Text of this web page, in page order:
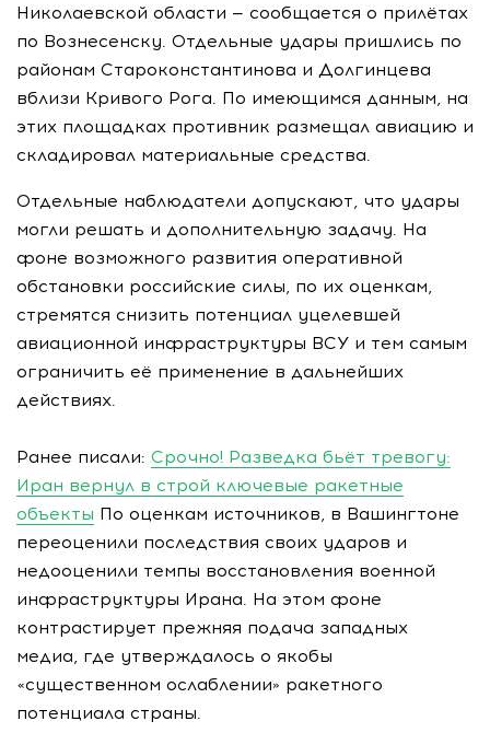
Николаевской области — сообщается о прилётах
по Вознесенску. Отдельные удары пришлись по
районам Староконстантинова и Долгинцева
вблизи Кривого Рога. По имеющимся данным, на
этих площадках противник размещал авиацию и
складировал материальные средства.
Отдельные наблюдатели допускают, что удары
могли решать и дополнительную задачу. На
фоне возможного развития оперативной
обстановки российские силы, по их оценкам,
стремятся снизить потенциал уцелевшей
авиационной инфраструктуры ВСУ и тем самым
ограничить её применение в дальнейших
действиях.
Ранее писали: Срочно! Разведка бьёт тревогу:
Иран вернул в строй ключевые ракетные
объекты По оценкам источников, в Вашингтоне
переоценили последствия своих ударов и
недооценили темпы восстановления военной
инфраструктуры Ирана. На этом фоне
контрастирует прежняя подача западных
медиа, где утверждалось о якобы
«существенном ослаблении» ракетного
потенциала страны.